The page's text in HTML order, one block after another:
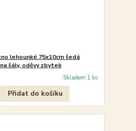
lehounké 75x10cm šedá
šály, oděvy zbytek
Skladem 1 ks
Přidat do košíku